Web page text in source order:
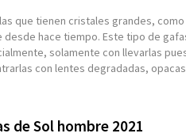
que tienen cristales grandes,
desde hace tiempo. Este tipo de
solamente con llevarlas
con lentes degradadas,
de Sol hombre 2021